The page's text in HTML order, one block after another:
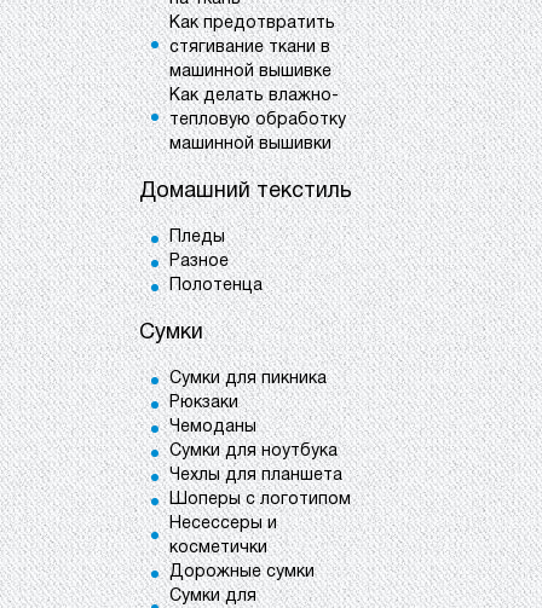
Как предотвратить
стягивание ткани в
машинной вышивке
Как делать влажно-
тепловую обработку
машинной вышивки
Домашний текстиль
Пледы
Разное
Полотенца
Сумки
Сумки для пикника
Рюкзаки
Чемоданы
Сумки для ноутбука
Чехлы для планшета
Шоперы с логотипом
Несессеры и
косметички
Дорожные сумки
Сумки для